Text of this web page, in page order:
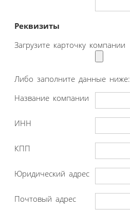
Реквизиты
Загрузите карточку компании
Либо заполните данные ниже:
Название компании
ИНН
КПП
Юридический адрес
Почтовый адрес